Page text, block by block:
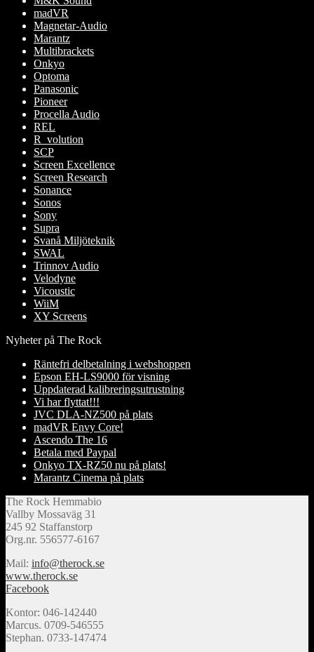
madVR
Magnetar-Audio
Marantz
Multibrackets
Onkyo
Optoma
Panasonic
Pioneer
Procella Audio
REL
R_volution
SCP
Screen Excellence
Screen Research
Sonance
Sonos
Sony
Supra
Svanå Miljöteknik
SWAL
Trinnov Audio
Velodyne
Vicoustic
WiiM
XY Screens
Nyheter på The Rock
Räntefri delbetalning i webshoppen
Epson EH-LS9000 för visning
Uppdaterad kalibreringsutrustning
Vi har flyttat!!!
JVC DLA-NZ500 på plats
madVR Envy Core!
Ascendo The 16
Betala med Paypal
Onkyo TX-RZ50 nu på plats!
Marantz Cinema på plats
The Rock Hemmabio
Vallby Mossaväg 31
245 92 Staffanstorp
Org.nr. 556577-6167
Mail: info@therock.se
www.therock.se
Facebook
Kontor: 046-142440
Marcus. 0709-546555
Stephan. 0733-147474